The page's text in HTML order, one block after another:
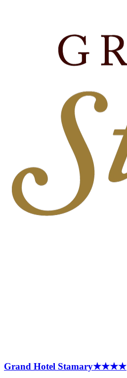
Grand Hotel Stamary★★★★